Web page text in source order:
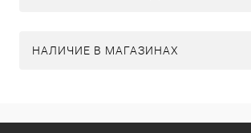
НАЛИЧИЕ В МАГАЗИНАХ